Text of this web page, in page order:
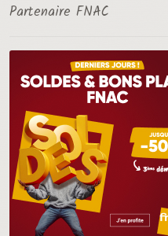
Partenaire FNAC